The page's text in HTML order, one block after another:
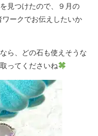
見つけたので、９月の
ークでお伝えしたいか
ら、どの石も使えそうな
ってくださいね